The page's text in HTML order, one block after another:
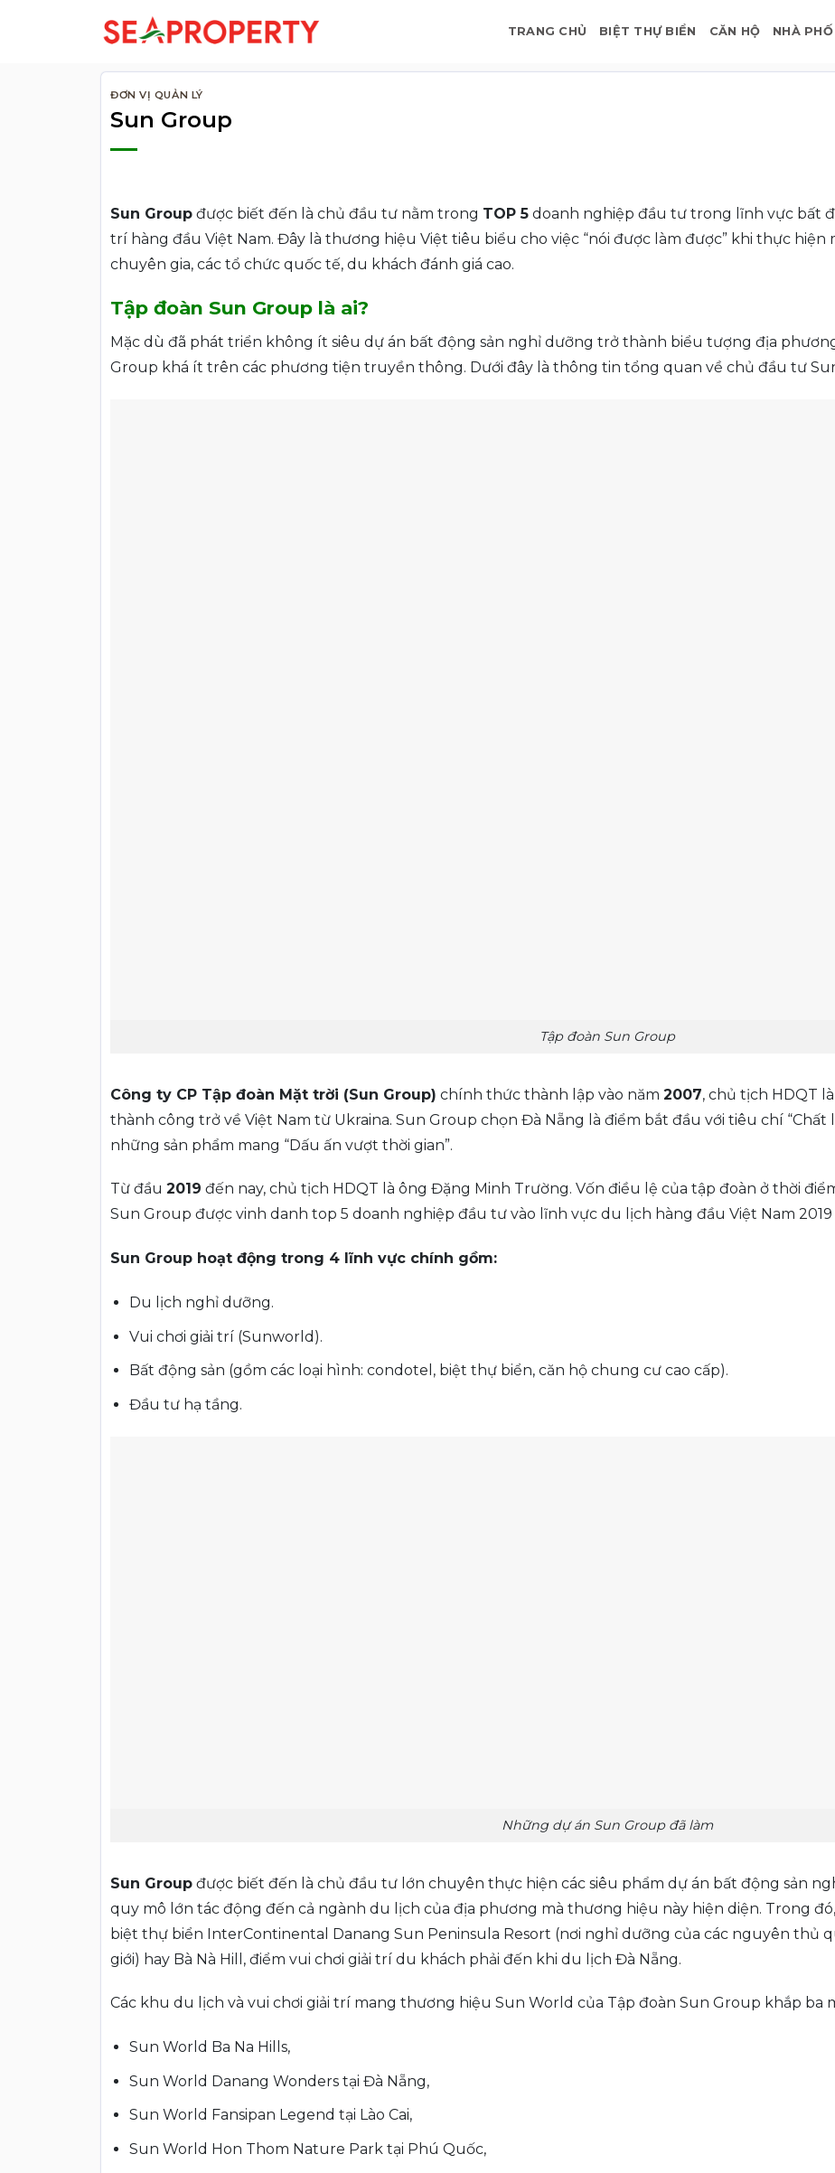
TRANG CHỦ BIỆT THỰ BIỂN CĂN HỘ NHÀ
ĐƠN VỊ QUẢN LÝ
Sun Group
Sun Group được biết đến là chủ đầu tư nằm trong TOP 5 doanh nghiệp đầu tư trong lĩnh vực bất
trí hàng đầu Việt Nam. Đây là thương hiệu Việt tiêu biểu cho việc “nói được làm được” khi thực hiện
chuyên gia, các tổ chức quốc tế, du khách đánh giá cao.
Tập đoàn Sun Group là ai?
Mặc dù đã phát triển không ít siêu dự án bất động sản nghỉ dưỡng trở thành biểu tượng địa
Group khá ít trên các phương tiện truyền thông. Dưới đây là thông tin tổng quan về chủ đầu tư
Tập đoàn Sun Group
Công ty CP Tập đoàn Mặt trời (Sun Group) chính thức thành lập vào năm 2007, chủ tịch HDQT
thành công trở về Việt Nam từ Ukraina. Sun Group chọn Đà Nẵng là điểm bắt đầu với tiêu chí “Chất
những sản phẩm mang “Dấu ấn vượt thời gian”.
Từ đầu 2019 đến nay, chủ tịch HDQT là ông Đặng Minh Trường. Vốn điều lệ của tập đoàn ở thời
Sun Group được vinh danh top 5 doanh nghiệp đầu tư vào lĩnh vực du lịch hàng đầu Việt Nam 2019
Sun Group hoạt động trong 4 lĩnh vực chính gồm:
Du lịch nghỉ dưỡng.
Vui chơi giải trí (Sunworld).
Bất động sản (gồm các loại hình: condotel, biệt thự biển, căn hộ chung cư cao cấp).
Đầu tư hạ tầng.
Những dự án Sun Group đã làm
Sun Group được biết đến là chủ đầu tư lớn chuyên thực hiện các siêu phẩm dự án bất động sản
quy mô lớn tác động đến cả ngành du lịch của địa phương mà thương hiệu này hiện diện. Trong
biệt thự biển InterContinental Danang Sun Peninsula Resort (nơi nghỉ dưỡng của các nguyên thủ
giới) hay Bà Nà Hill, điểm vui chơi giải trí du khách phải đến khi du lịch Đà Nẵng.
Các khu du lịch và vui chơi giải trí mang thương hiệu Sun World của Tập đoàn Sun Group khắp ba
Sun World Ba Na Hills,
Sun World Danang Wonders tại Đà Nẵng,
Sun World Fansipan Legend tại Lào Cai,
Sun World Hon Thom Nature Park tại Phú Quốc,